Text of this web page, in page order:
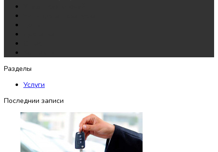
Разделы
Услуги
Последнии записи